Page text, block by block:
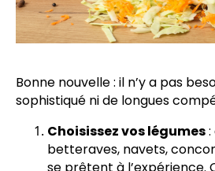
Bonne nouvelle : il n’y a pas
sophistiqué ni de longues
Choisissez vos légumes
betteraves, navets,
se prêtent à l’expérience.